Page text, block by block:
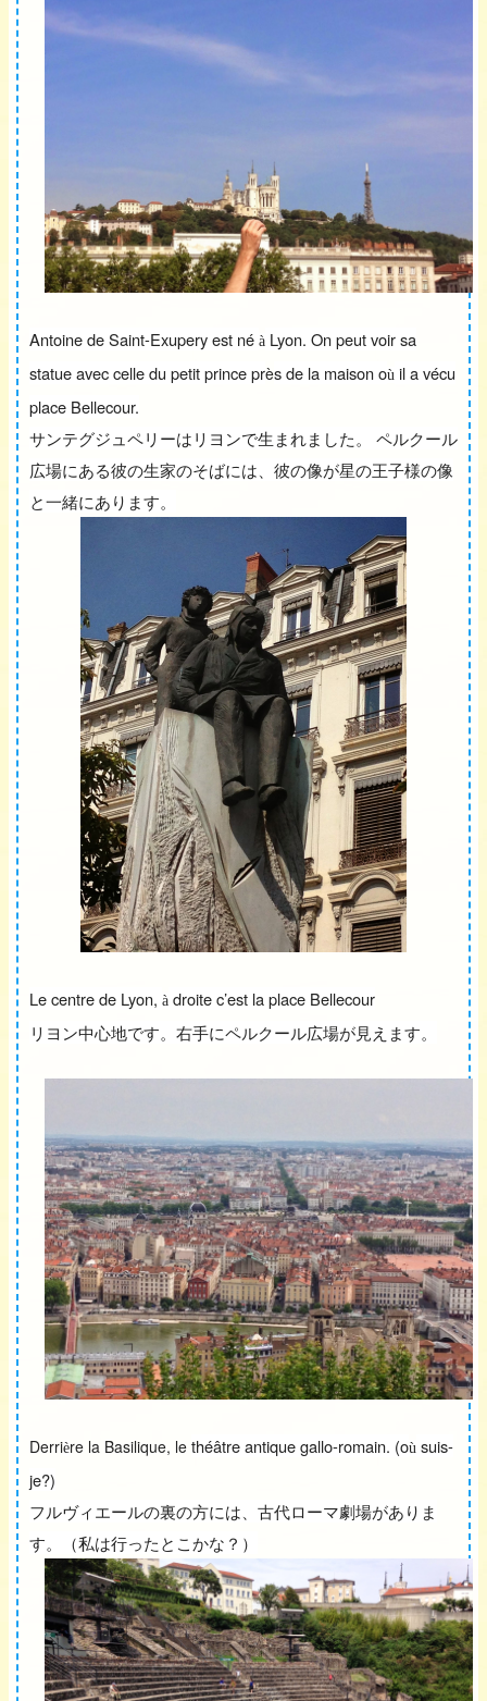
Antoine de Saint-Exupery est né à Lyon. On peut voir sa
statue avec celle du petit prince près de la maison où il a vécu
place Bellecour.
サンテグジュペリーはリヨンで生まれました。 ペルクール
広場にある彼の生家のそばには、彼の像が星の王子様の像
と一緒にあります。
Le centre de Lyon, à droite c’est la place Bellecour
リヨン中心地です。右手にペルクール広場が見えます。
Derrière la Basilique, le théâtre antique gallo-romain. (où suis-
je?)
フルヴィエールの裏の方には、古代ローマ劇場がありま
す。（私は行ったとこかな？）